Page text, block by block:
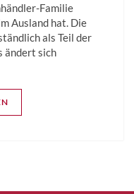
Familie
Ausland hat. Die
als Teil der
ändert sich